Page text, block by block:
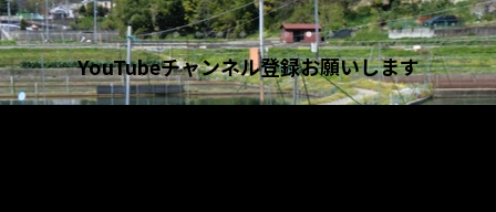
YouTubeチャンネル登録お願いします